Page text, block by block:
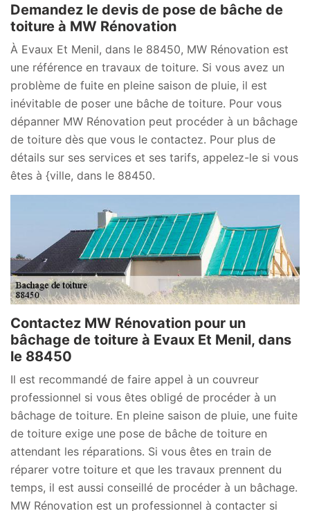
Demandez le devis de pose de bâche de
toiture à MW Rénovation
À Evaux Et Menil, dans le 88450, MW Rénovation est
une référence en travaux de toiture. Si vous avez un
problème de fuite en pleine saison de pluie, il est
inévitable de poser une bâche de toiture. Pour vous
dépanner MW Rénovation peut procéder à un bâchage
de toiture dès que vous le contactez. Pour plus de
détails sur ses services et ses tarifs, appelez-le si vous
êtes à {ville, dans le 88450.
Contactez MW Rénovation pour un
bâchage de toiture à Evaux Et Menil, dans
le 88450
Il est recommandé de faire appel à un couvreur
professionnel si vous êtes obligé de procéder à un
bâchage de toiture. En pleine saison de pluie, une fuite
de toiture exige une pose de bâche de toiture en
attendant les réparations. Si vous êtes en train de
réparer votre toiture et que les travaux prennent du
temps, il est aussi conseillé de procéder à un bâchage.
MW Rénovation est un professionnel à contacter si